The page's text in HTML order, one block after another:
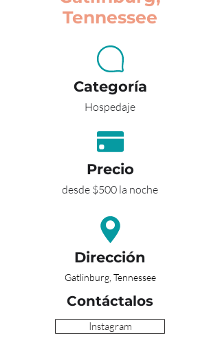
Tennessee
Categoría
Hospedaje
Precio
desde $500 la noche
Dirección
Gatlinburg, Tennessee
Contáctalos
Instagram